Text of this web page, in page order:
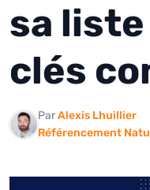
sa
clés
ParAlexis Lhuillier
Référencement